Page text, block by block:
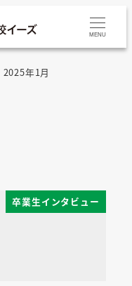
MENU
2025年1月
卒業生インタビュー